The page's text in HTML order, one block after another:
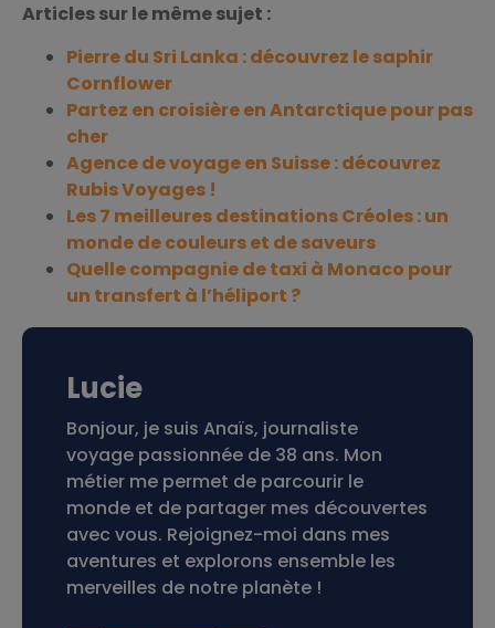
Articles sur le même sujet :
Pierre du Sri Lanka : découvrez le saphir
Cornflower
Partez en croisière en Antarctique pour pas
cher
Agence de voyage en Suisse : découvrez
Rubis Voyages !
Les 7 meilleures destinations Créoles : un
monde de couleurs et de saveurs
Quelle compagnie de taxi à Monaco pour
un transfert à l’héliport ?
Lucie
Bonjour, je suis Anaïs, journaliste
voyage passionnée de 38 ans. Mon
métier me permet de parcourir le
monde et de partager mes découvertes
avec vous. Rejoignez-moi dans mes
aventures et explorons ensemble les
merveilles de notre planète !